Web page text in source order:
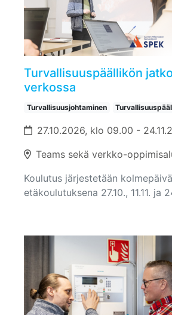
Turvallisuuspäällikön
verkossa
Turvallisuusjohtaminen
27.10.2026, klo 09.00 -
Teams sekä verkko-
Koulutus järjestetään
etäkoulutuksena 27.10., 11.11. ja